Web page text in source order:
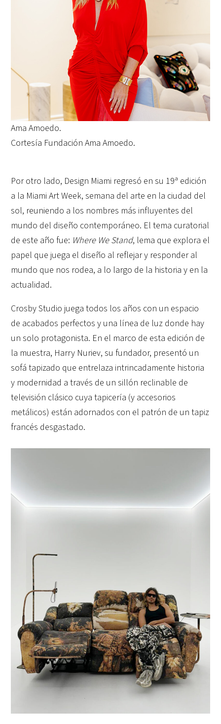
Ama Amoedo.
Cortesía Fundación Ama Amoedo.
Por otro lado, Design Miami regresó en su 19ª edición
a la Miami Art Week, semana del arte en la ciudad del
sol, reuniendo a los nombres más influyentes del
mundo del diseño contemporáneo. El tema curatorial
de este año fue: Where We Stand, lema que explora el
papel que juega el diseño al reflejar y responder al
mundo que nos rodea, a lo largo de la historia y en la
actualidad.
Crosby Studio juega todos los años con un espacio
de acabados perfectos y una línea de luz donde hay
un solo protagonista. En el marco de esta edición de
la muestra, Harry Nuriev, su fundador, presentó un
sofá tapizado que entrelaza intrincadamente historia
y modernidad a través de un sillón reclinable de
televisión clásico cuya tapicería (y accesorios
metálicos) están adornados con el patrón de un tapiz
francés desgastado.